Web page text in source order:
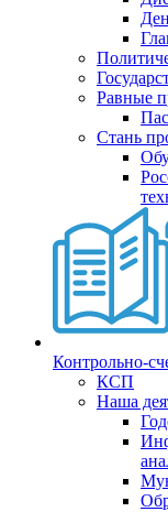
Равные
Стань
Контрольно-
КСП
Наша